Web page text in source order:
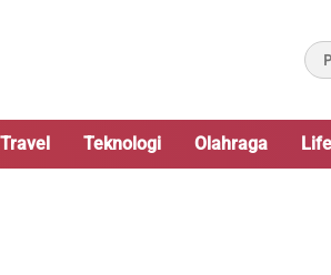
Travel Teknologi Olahraga